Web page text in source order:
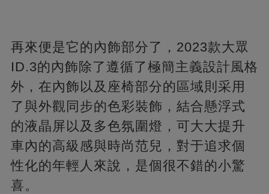
再來便是它的內飾部分了，2023款大眾
ID.3的內飾除了遵循了極簡主義設計風格
外，在內飾以及座椅部分的區域則采用
了與外觀同步的色彩裝飾，結合懸浮式
的液晶屏以及多色氛圍燈，可大大提升
車內的高級感與時尚范兒，對于追求個
性化的年輕人來說，是個很不錯的小驚
喜。